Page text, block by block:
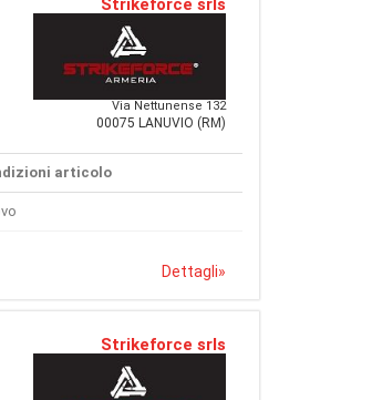
Strikeforce srls
Via Nettunense 132
00075 LANUVIO (RM)
articolo
Dettagli»
Strikeforce srls